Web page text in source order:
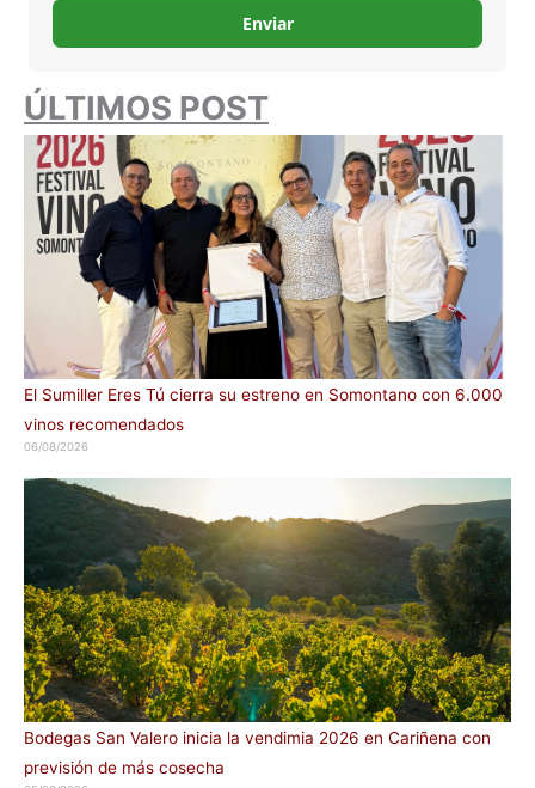
Enviar
ÚLTIMOS POST
El Sumiller Eres Tú cierra su estreno en Somontano con 6.000
vinos recomendados
06/08/2026
Bodegas San Valero inicia la vendimia 2026 en Cariñena con
previsión de más cosecha